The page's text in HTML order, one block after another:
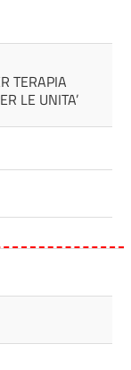
TERAPIA
LE UNITA’